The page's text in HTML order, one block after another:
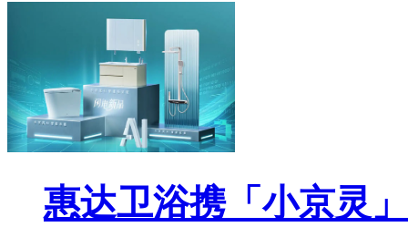
惠达卫浴携「小京灵